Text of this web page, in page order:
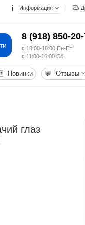
Информация
8 (918) 850-
с 10:00-18:00 Пн-Пт
с 11:00-16:00 Сб
Новинки 💬 Отзывы
глаз